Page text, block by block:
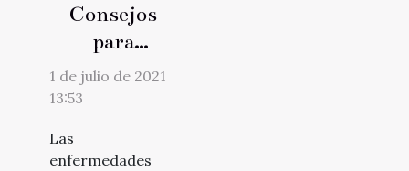
Consejos
para
prevenir los
trastornos
1 de julio de 2021
13:53
Las
enfermedades